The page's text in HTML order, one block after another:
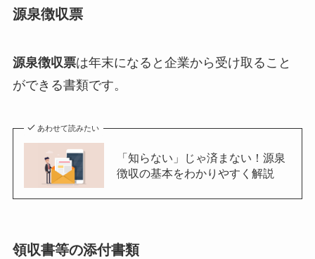
源泉徴収票
源泉徴収票は年末になると企業から受け取ること
ができる書類です。
あわせて読みたい
「知らない」じゃ済まない！源泉
徴収の基本をわかりやすく解説
領収書等の添付書類